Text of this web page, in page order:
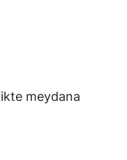
meydana